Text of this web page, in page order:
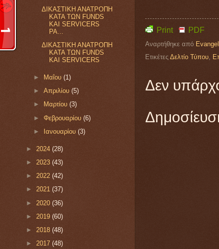
Print PDF
Αναρτήθηκε από
Ετικέτες Δελτίο Τύπου,
Δεν
ΔΙΚΑΣΤΙΚΗ ΑΝΑΤΡΟΠΗ
ΚΑΤΑ ΤΩΝ FUNDS
ΚΑΙ SERVICERS
PA...
ΔΙΚΑΣΤΙΚΗ ΑΝΑΤΡΟΠΗ
ΚΑΤΑ ΤΩΝ FUNDS
ΚΑΙ SERVICERS
► Μαΐου(1)
►Απριλίου(5)
►
Μαρτίου(3)
►Φεβρουαρίου(6)
► Ιανουαρίου(3)
► 2024 (28)
► 2023 (43)
► 2022 (42)
► 2021 (37)
► 2020 (36)
► 2019 (60)
► 2018 (48)
► 2017 (48)